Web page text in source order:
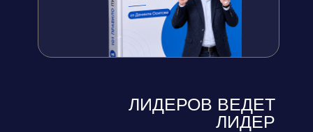
ЛИДЕРОВ ВЕДЕТ
ЛИДЕР